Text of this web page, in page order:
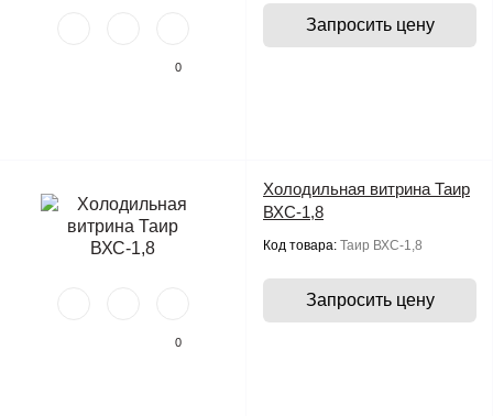
0
Запросить цену
0
Холодильная витрина Таир
ВХС-1,8
Код товара: Таир ВХС-1,8
Запросить цену